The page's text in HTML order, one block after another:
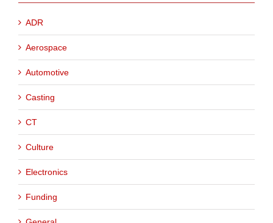
ADR
Aerospace
Automotive
Casting
CT
Culture
Electronics
Funding